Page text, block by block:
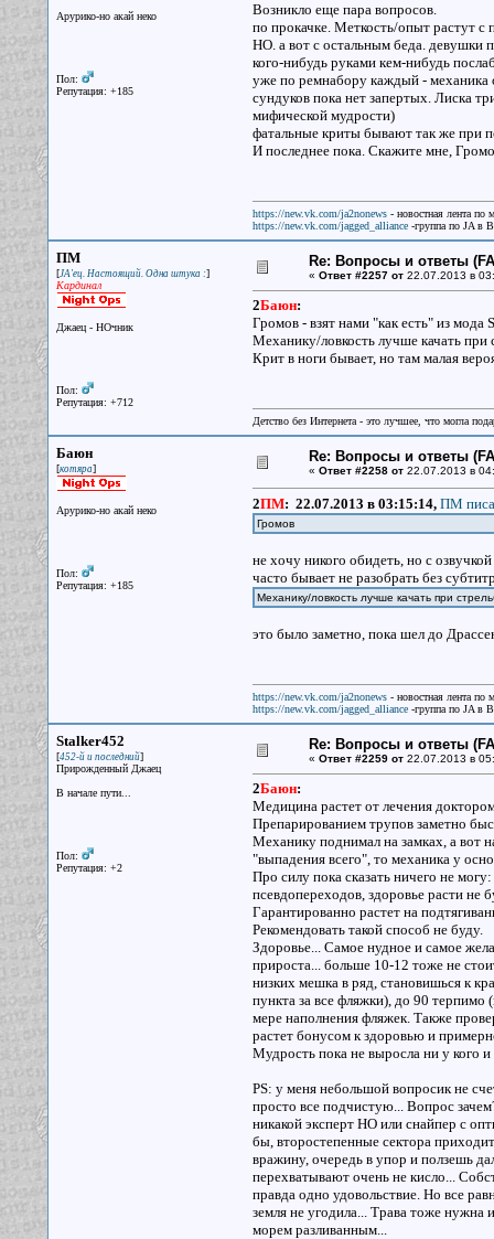
Арурико-но акай неко
Пол:
Репутация: +185
Возникло еще пара вопросов.
по прокачке. Меткость/опыт растут
НО. а вот с остальным беда. девушки
кого-нибудь руками кем-нибудь
уже по ремнабору каждый - механика
сундуков пока нет запертых. Лиска
мифической мудрости)
фатальные криты бывают так же при
И последнее пока. Скажите мне,
https://new.vk.com/ja2nonews- новостная лента по
https://new.vk.com/jagged_alliance-группа по JA в
ПМ
[JA'ец. Настоящий. Одна штука :]
Кардинал
Джаец - НОчник
Пол:
Репутация: +712
Re: Вопросы и ответы
« Ответ #2257 от22.07.2013 в
2Баюн:
Громов - взят нами "как есть" из мода
Механику/ловкость лучше качать при
Крит в ноги бывает, но там малая
Детство без Интернета - это лучшее, что могла
Баюн
[котяра]
Арурико-но акай неко
Пол:
Репутация: +185
Re: Вопросы и ответы
« Ответ #2258 от22.07.2013 в
2ПМ: 22.07.2013 в 03:15:14, ПМ
Громов
не хочу никого обидеть, но с
часто бывает не разобрать без
Механику/ловкость лучше качать при
это было заметно, пока шел до
https://new.vk.com/ja2nonews- новостная лента по
https://new.vk.com/jagged_alliance-группа по JA в
Stalker452
[452-й и последний]
Прирожденный Джаец
В начале пути...
Пол:
Репутация: +2
Re: Вопросы и ответы
« Ответ #2259 от22.07.2013 в
2Баюн:
Медицина растет от лечения
Препарированием трупов заметно
Механику поднимал на замках, а вот
"выпадения всего", то механика у
Про силу пока сказать ничего не
псевдопереходов, здоровье расти не
Гарантированно растет на
Рекомендовать такой способ не буду.
Здоровье... Самое нудное и самое
прироста... больше 10-12 тоже не
низких мешка в ряд, становишься к
пункта за все фляжки), до 90 терпимо
мере наполнения фляжек. Также
растет бонусом к здоровью и
Мудрость пока не выросла ни у кого
PS: у меня небольшой вопросик не
просто все подчистую... Вопрос
никакой эксперт НО или снайпер с
бы, второстепенные сектора
вражину, очередь в упор и ползешь
перехватывают очень не кисло...
правда одно удовольствие. Но все
земля не угодила... Трава тоже нужна
морем разливанным...